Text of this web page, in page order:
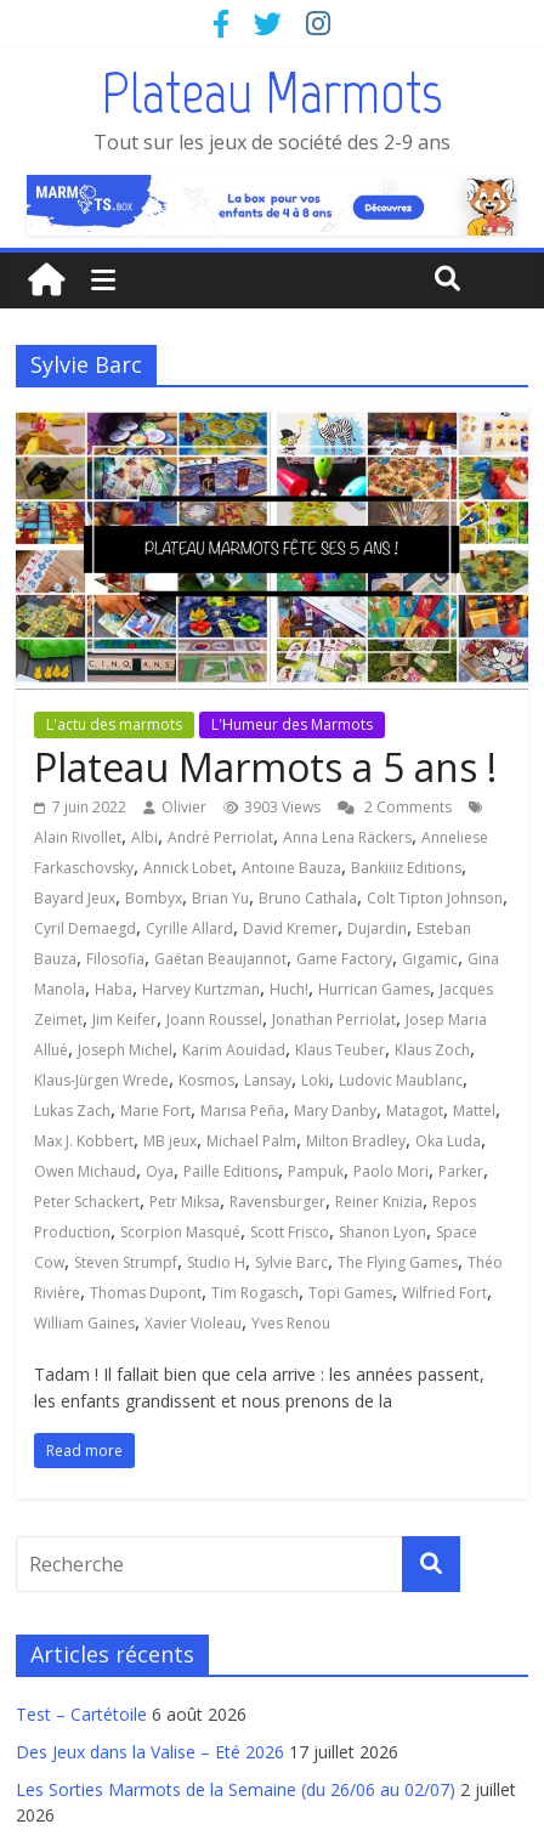
Plateau Marmots
Tout sur les jeux de société des 2-9 ans
Sylvie Barc
L'actu des marmots L'Humeur des Marmots
Plateau Marmots a 5 ans !
7 juin 2022 Olivier 3903 Views
2 Comments
Alain Rivollet,Albi,André Perriolat,Anna Lena Räckers,Anneliese
Farkaschovsky,Annick Lobet,Antoine Bauza, Bankiiiz Editions,
Bayard Jeux, Bombyx, Brian Yu, Bruno Cathala, Colt Tipton Johnson,
Cyril Demaegd, Cyrille Allard, David Kremer, Dujardin, Esteban
Bauza, Filosofia, Gaëtan Beaujannot, Game Factory, Gigamic, Gina
Manola, Haba, Harvey Kurtzman, Huch!, Hurrican Games, Jacques
Zeimet, Jim Keifer, Joann Roussel, Jonathan Perriolat, Josep Maria
Allué, Joseph Michel, Karim Aouidad, Klaus Teuber, Klaus Zoch,
Klaus-Jürgen Wrede, Kosmos, Lansay, Loki, Ludovic Maublanc,
Lukas Zach, Marie Fort, Marisa Peña, Mary Danby, Matagot, Mattel,
Max J. Kobbert, MB jeux, Michael Palm, Milton Bradley, Oka Luda,
Owen Michaud, Oya, Paille Editions, Pampuk, Paolo Mori, Parker,
Peter Schackert, Petr Miksa, Ravensburger, Reiner Knizia, Repos
Production, Scorpion Masqué, Scott Frisco, Shanon Lyon, Space
Cow, Steven Strumpf, Studio H, Sylvie Barc,The Flying Games,Théo
Rivière,Thomas Dupont,Tim Rogasch,Topi Games,Wilfried Fort,
William Gaines,Xavier Violeau,Yves Renou
Tadam ! Il fallait bien que cela arrive : les années passent,
les enfants grandissent et nous prenons de la
Read more
Articles récents
Test – Cartétoile 6 août 2026
Des Jeux dans la Valise – Eté 2026 17 juillet 2026
Les Sorties Marmots de la Semaine (du 26/06 au 02/07) 2 juillet
2026